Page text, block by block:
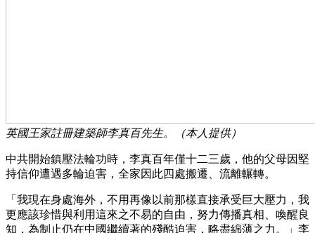
英國王家註冊建築師李真百先生。（本人提供）
中共開始鎮壓法輪功時，李真百年僅十二三歲，他的父母因堅
持信仰遭遇多輪迫害，全家因此四處搬遷、流離輾轉。
「我現在身處海外，不用再像以前那樣直接承受巨大壓力，我
更應該珍惜與利用這來之不易的自由，努力傳播真相、喚醒良
知，為制止仍在中國繼續著的殘酷迫害，略盡綿薄之力。」李